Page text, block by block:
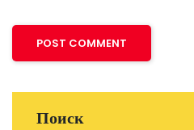
Поиск